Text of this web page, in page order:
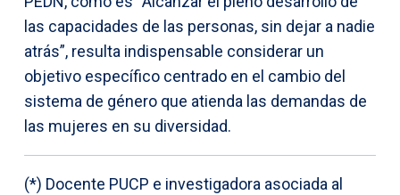
las capacidades de las personas, sin dejar a nadie
atrás”, resulta indispensable considerar un
objetivo específico centrado en el cambio del
sistema de género que atienda las demandas de
las mujeres en su diversidad.
(*) Docente PUCP e investigadora asociada al